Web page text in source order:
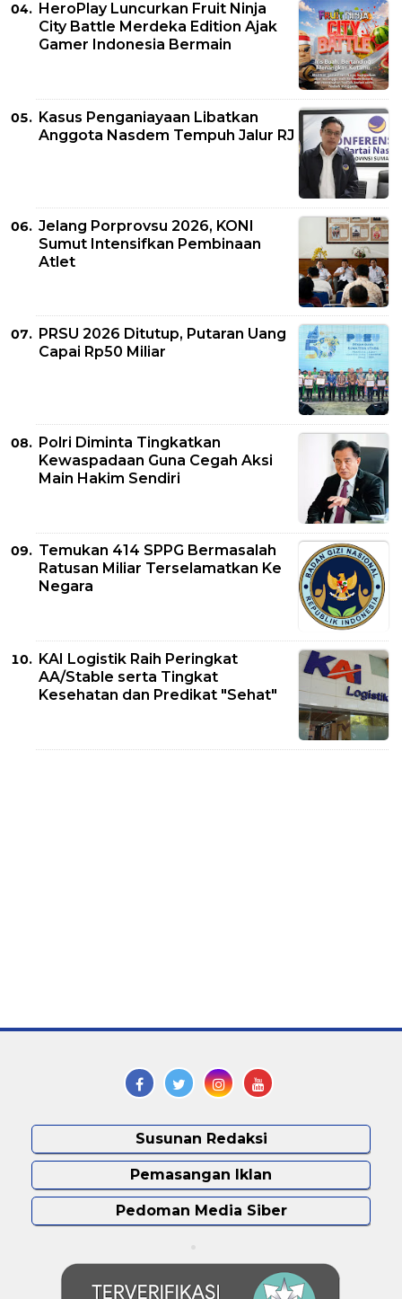
HeroPlay Luncurkan Fruit Ninja
City Battle Merdeka Edition Ajak
Gamer Indonesia Bermain
Kasus Penganiayaan Libatkan
Anggota Nasdem Tempuh Jalur RJ
Jelang Porprovsu 2026, KONI
Sumut Intensifkan Pembinaan
Atlet
PRSU 2026 Ditutup, Putaran Uang
Capai Rp50 Miliar
Polri Diminta Tingkatkan
Kewaspadaan Guna Cegah Aksi
Main Hakim Sendiri
Temukan 414 SPPG Bermasalah
Ratusan Miliar Terselamatkan Ke
Negara
KAI Logistik Raih Peringkat
AA/Stable serta Tingkat
Kesehatan dan Predikat "Sehat"
Susunan Redaksi
Pemasangan Iklan
Pedoman Media Siber